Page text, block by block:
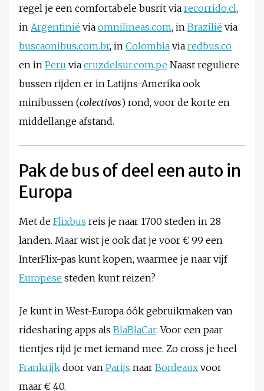
regel je een comfortabele busrit via recorrido.cl,
in Argentinië via omnilineas.com, in Brazilië via
buscaonibus.com.br, in Colombia via redbus.co
en in Peru via cruzdelsur.com.pe Naast reguliere
bussen rijden er in Latijns-Amerika ook
minibussen (colectivos) rond, voor de korte en
middellange afstand.
Pak de bus of deel een auto in
Europa
Met de Flixbus reis je naar 1700 steden in 28
landen. Maar wist je ook dat je voor € 99 een
InterFlix-pas kunt kopen, waarmee je naar vijf
Europese steden kunt reizen?
Je kunt in West-Europa óók gebruikmaken van
ridesharing apps als BlaBlaCar. Voor een paar
tientjes rijd je met iemand mee. Zo cross je heel
Frankrijk door van Parijs naar Bordeaux voor
maar € 40.